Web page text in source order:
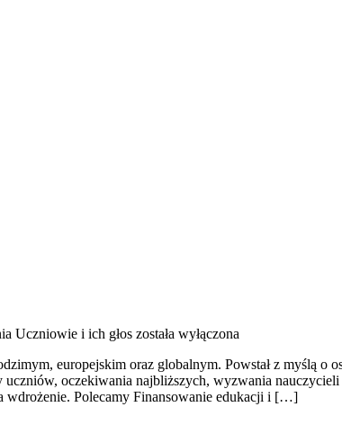
Uczniowie i ich głos została wyłączona
europejskim oraz globalnym. Powstał z myślą o
oczekiwania najbliższych, wyzwania
wdrożenie. Polecamy Finansowanie edukacji i […]